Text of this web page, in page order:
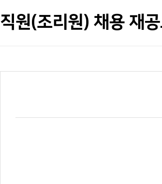
직원(조리원) 채용 재